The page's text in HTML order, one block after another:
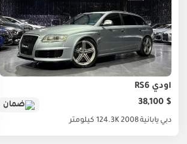
أودي RS6
$ 38,100
ضمان
دبي يابانية2008124.3K كيلومتر